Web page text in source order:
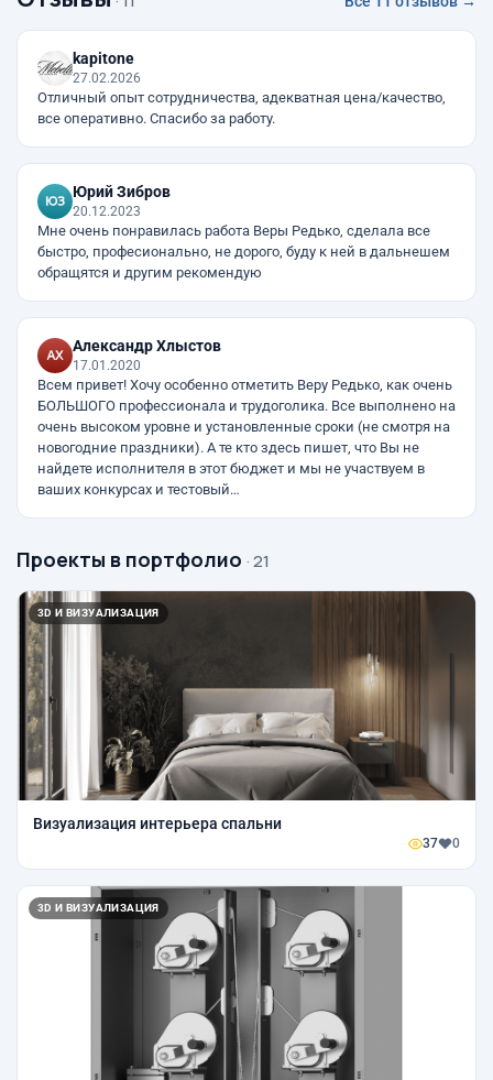
kapitone
27.02.2026
Отличный опыт сотрудничества, адекватная цена/качество,
все оперативно. Спасибо за работу.
Юрий Зибров
20.12.2023
Мне очень понравилась работа Веры Редько, сделала все
быстро, професионально, не дорого, буду к ней в дальнешем
обращятся и другим рекомендую
Александр Хлыстов
17.01.2020
Всем привет! Хочу особенно отметить Веру Редько, как очень
БОЛЬШОГО профессионала и трудоголика. Все выполнено на
очень высоком уровне и установленные сроки (не смотря на
новогодние праздники). А те кто здесь пишет, что Вы не
найдете исполнителя в этот бюджет и мы не участвуем в
ваших конкурсах и тестовый…
Проекты в портфолио · 21
3D И ВИЗУАЛИЗАЦИЯ
Визуализация интерьера спальни
37 0
3D И ВИЗУАЛИЗАЦИЯ